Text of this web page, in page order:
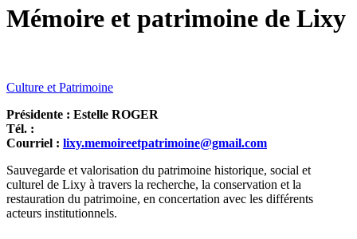
Mémoire et patrimoine de Lixy
Culture et Patrimoine
Présidente : Estelle ROGER
Tél. :
Courriel : lixy.memoireetpatrimoine@gmail.com
Sauvegarde et valorisation du patrimoine historique, social et
culturel de Lixy à travers la recherche, la conservation et la
restauration du patrimoine, en concertation avec les différents
acteurs institutionnels.